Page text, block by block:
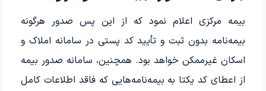
بیمه مرکزی اعلام نمود که از این پس صدور هرگونه
بیمه‌‌نامه بدون ثبت و تأیید کد پستی در سامانه املاک و
اسکان غیرممکن خواهد بود. همچنین، سامانه صدور بیمه
از اعطای کد یکتا به بیمه‌نامه‌هایی که فاقد اطلاعات کامل